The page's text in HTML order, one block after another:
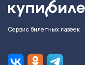
Сервис билетных лазеек